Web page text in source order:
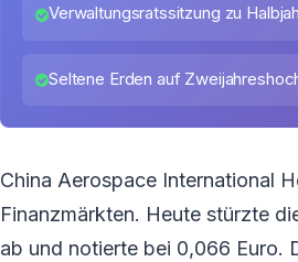
Verwaltungsratssitzung zu
Seltene Erden auf
China Aerospace International
Finanzmärkten. Heute stürzte
ab und notierte bei 0,066 Euro.